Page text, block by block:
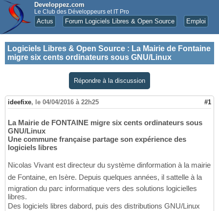
Developpez.com
Le Club des Développeurs et IT Pro
Actus Forum Logiciels Libres & Open Source Emploi
Logiciels Libres & Open Source : La Mairie de Fontaine
migre six cents ordinateurs sous GNU/Linux
Répondre à la discussion
ideefixe, le 04/04/2016 à 22h25 #1
La Mairie de FONTAINE migre six cents ordinateurs sous
GNU/Linux
Une commune française partage son expérience des
logiciels libres
Nicolas Vivant est directeur du système dinformation à la mairie
de Fontaine, en Isère. Depuis quelques années, il sattelle à la
migration du parc informatique vers des solutions logicielles
libres.
Des logiciels libres dabord, puis des distributions GNU/Linux